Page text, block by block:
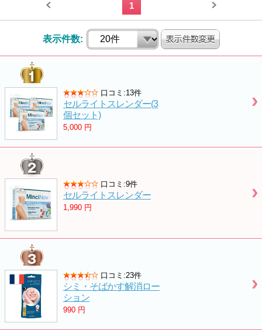
1
表示件数:
口コミ:13件
セルライトスレンダー(3
個セット)
5,000 円
口コミ:9件
セルライトスレンダー
1,990 円
口コミ:23件
シミ・そばかす解消ロー
ション
990 円